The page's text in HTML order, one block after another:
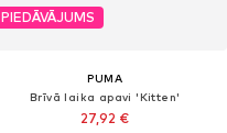
PIEDĀVĀJUMS
PUMA
Brīvā laika apavi 'Kitten'
27,92 €